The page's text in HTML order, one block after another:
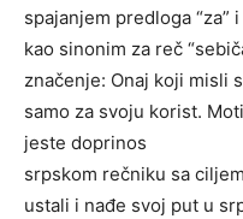
spajanjem predloga “za”
kao sinonim za reč
značenje: Onaj koji misli
samo za svoju korist.
jeste doprinos
srpskom rečniku sa
ustali i nađe svoj put u